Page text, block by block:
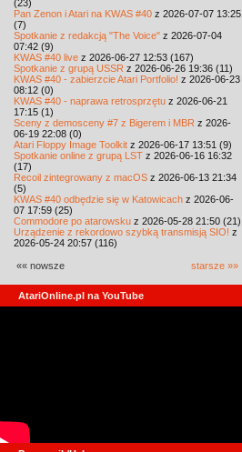
(23)
Pan Zenon i Atari na KWAS #40 z 2026-07-07 13:25
(7)
Spotkanie z redakcją "The Voice" z 2026-07-04
07:42 (9)
KWAS #40 live z 2026-06-27 12:53 (167)
Spotkanie z grupą USSR z 2026-06-26 19:36 (11)
KWAS #40 - zabierzcie Atari Portfolio! z 2026-06-23
08:12 (0)
KWAS #40 - naprawa retrosprzętu z 2026-06-21
17:15 (1)
Sceny z demosceny #7 z Bigerem i MBR z 2026-
06-19 22:08 (0)
Atari Floppy Image Toolkit z 2026-06-17 13:51 (9)
Spotkanie online z grupą LST z 2026-06-16 16:32
(17)
Recoil zintegrowany z macOS z 2026-06-13 21:34
(5)
KWAS #40 odbędzie się w Katowicach z 2026-06-
07 17:59 (25)
Commodore po atarowsku z 2026-05-28 21:50 (21)
Urządzenie z rekordowo szybką transmisją SIO! z
2026-05-24 20:57 (116)
«« nowsze starsze »»
AtariOnline.pl na YouTube